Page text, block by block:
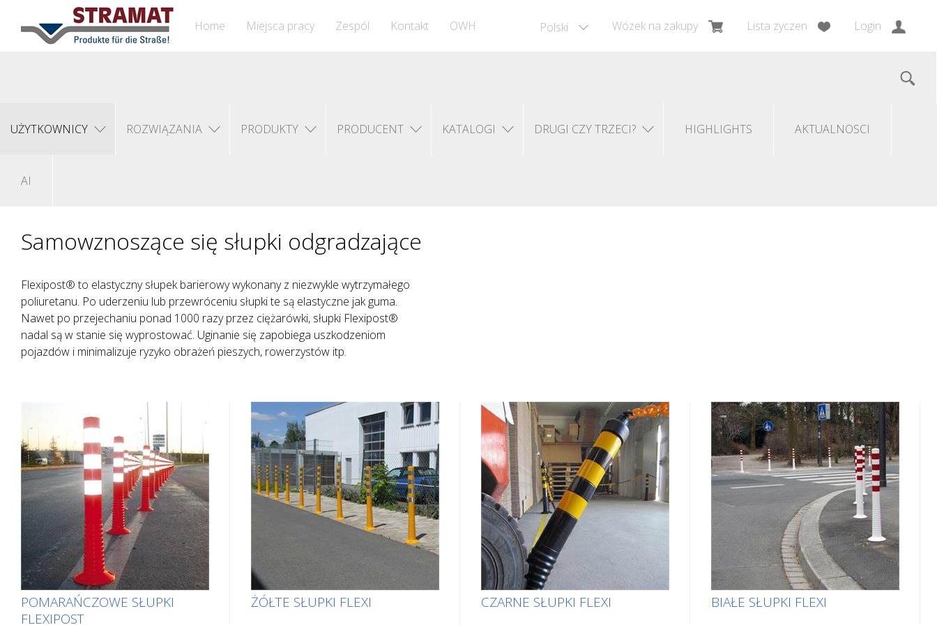
Polski Wózek na zakupy Lista zyczen Login
Home Miejsca pracy Zespól Kontakt OWH
UŻYTKOWNICY ROZWIĄZANIA PRODUKTY PRODUCENT KATALOGI DRUGI CZY TRZECI? HIGHLIGHTS AKTUALNOSCI
AI
Samowznoszące się słupki odgradzające
Flexipost® to elastyczny słupek barierowy wykonany z niezwykle wytrzymałego
poliuretanu. Po uderzeniu lub przewróceniu słupki te są elastyczne jak guma.
Nawet po przejechaniu ponad 1000 razy przez ciężarówki, słupki Flexipost®
nadal są w stanie się wyprostować. Uginanie się zapobiega uszkodzeniom
pojazdów i minimalizuje ryzyko obrażeń pieszych, rowerzystów itp.
POMARAŃCZOWE SŁUPKI
FLEXIPOST
ŻÓŁTE SŁUPKI FLEXI CZARNE SŁUPKI FLEXI BIAŁE SŁUPKI FLEXI